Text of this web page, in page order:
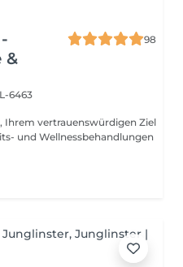
&
98
6463
Ihrem vertrauenswürdigen Ziel
und Wellnessbehandlungen